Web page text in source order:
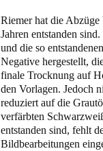
Riemer hat die Abzüge
Jahren entstanden
und die so
Negative hergestellt,
finale Trocknung auf
den Vorlagen. Jedoch
reduziert auf die
verfärbten
entstanden sind, fehlt
Bildbearbeitungen